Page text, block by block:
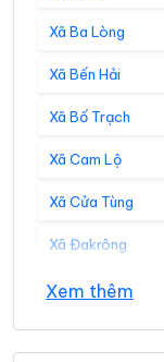
Xã Ba Lòng
Xã Bến Hải
Xã Bố Trạch
Xã Cam Lộ
Xã Cửa Tùng
Xã Đakrông
Xã Đồng Lê
Xã Gio Linh
Xem thêm